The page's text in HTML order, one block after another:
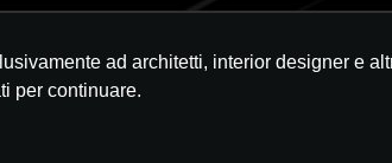
ad architetti, interior designer e
per continuare.